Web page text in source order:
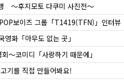
～후지모토 다쿠미 사진전～
보이즈 그룹「T1419(TFN)」인터뷰
영화「아무도 없는 곳」
～코미디「사랑하기 때문에」
기를 직접 만들어봐요!